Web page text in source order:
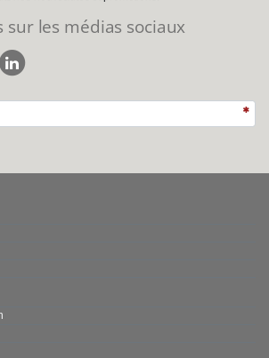
sur les médias sociaux